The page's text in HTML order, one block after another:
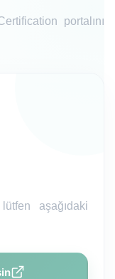
portalını
aşağıdaki